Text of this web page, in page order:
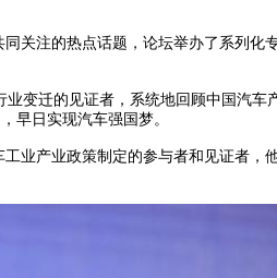
关注的热点话题，论坛举办了系列化
变迁的见证者，系统地回顾中国汽车
早日实现汽车强国梦。
业产业政策制定的参与者和见证者，